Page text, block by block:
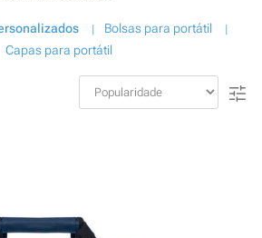
Bolsas para portátil
Capas para portátil